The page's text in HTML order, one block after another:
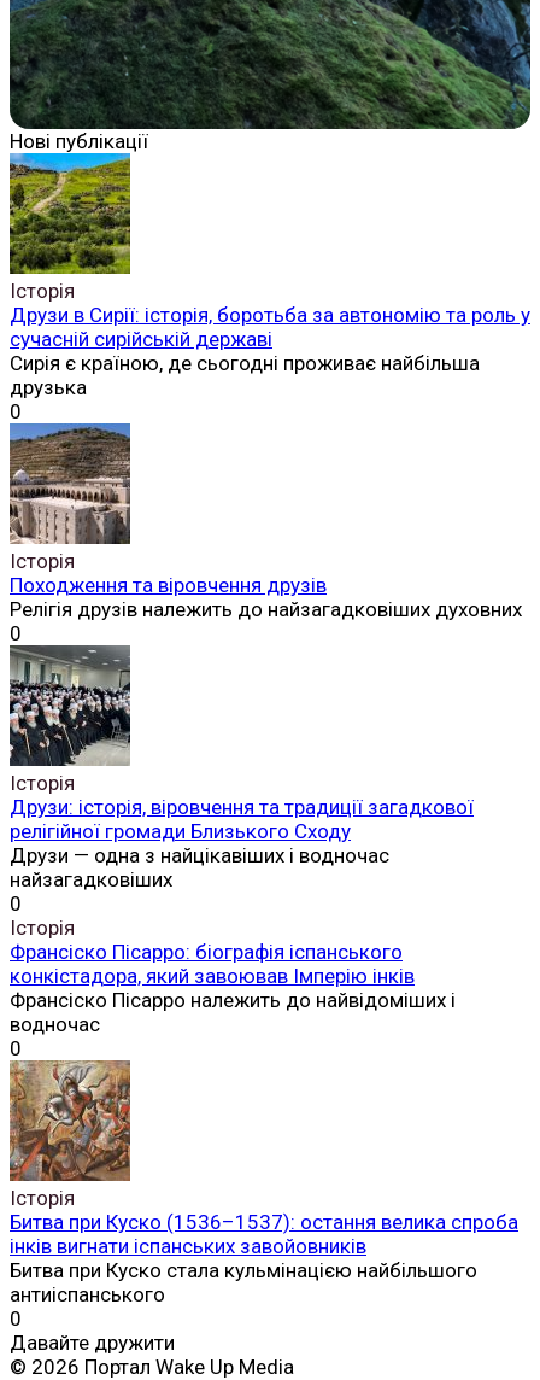
Нові публікації
Історія
Друзи в Сирії: історія, боротьба за автономію та роль у
сучасній сирійській державі
Сирія є країною, де сьогодні проживає найбільша
друзька
0
Історія
Походження та віровчення друзів
Релігія друзів належить до найзагадковіших духовних
0
Історія
Друзи: історія, віровчення та традиції загадкової
релігійної громади Близького Сходу
Друзи — одна з найцікавіших і водночас
найзагадковіших
0
Історія
Франсіско Пісарро: біографія іспанського
конкістадора, який завоював Імперію інків
Франсіско Пісарро належить до найвідоміших і
водночас
0
Історія
Битва при Куско (1536–1537): остання велика спроба
інків вигнати іспанських завойовників
Битва при Куско стала кульмінацією найбільшого
антиіспанського
0
Давайте дружити
© 2026 Портал Wake Up Media